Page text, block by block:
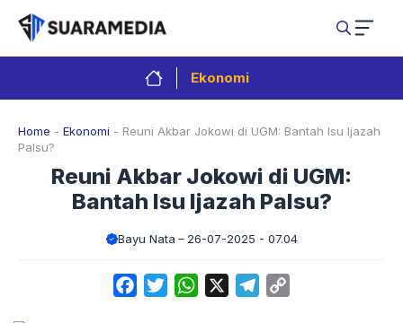
Langsung
isi
Ekonomi
Home - Ekonomi - Reuni Akbar Jokowi di UGM: Bantah Isu Ijazah
Palsu?
Reuni Akbar Jokowi di UGM:
Bantah Isu Ijazah Palsu?
Bayu Nata 26-07-2025 - 07.04
FacebookTwitterWhatsApp Telegram